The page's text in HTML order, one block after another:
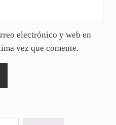
electrónico y web en
vez que comente.